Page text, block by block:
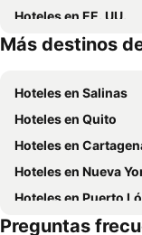
Hoteles en EE. UU.
Hoteles en Lima
Más destinos
Hoteles en Salinas
Hoteles en Quito
Hoteles en
Hoteles en Nueva
Hoteles en Puerto
Hoteles en Zorritos
Preguntas